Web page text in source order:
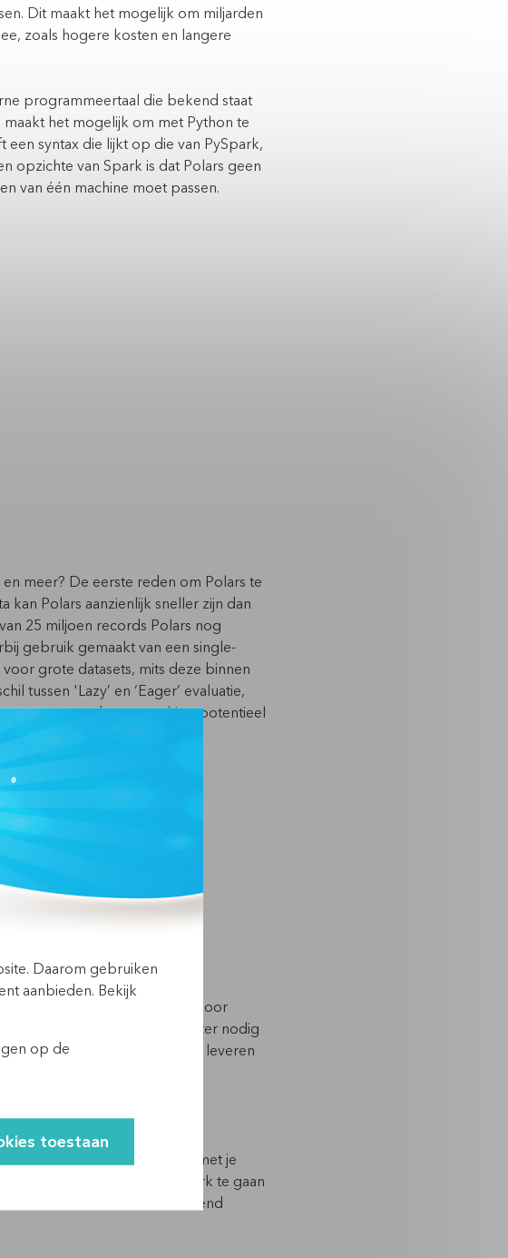
Daarom gebruiken
aanbieden. Bekijk
op de
toestaan
Dit maakt het mogelijk om miljarden
zoals hogere kosten en langere
programmeertaal die bekend staat
maakt het mogelijk om met Python te
syntax die lijkt op die van PySpark,
opzichte van Spark is dat Polars geen
van één machine moet passen.
meer? De eerste reden om Polars te
kan Polars aanzienlijk sneller zijn dan
25 miljoen records Polars nog
gebruik gemaakt van een single-
grote datasets, mits deze binnen
tussen 'Lazy’ en ‘Eager’ evaluatie,
te passen en dataverwerking potentieel
Spark kunnen erg duur zijn. Door
je geen groot Spark cluster nodig
willen drukken zonder in te leveren
data zijn die je met je
niet omheen om Spark te gaan
Dan zou Polars een uitstekend